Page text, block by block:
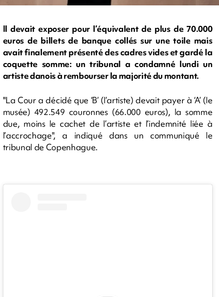
Il devait exposer pour l’équivalent de plus de 70.000
euros de billets de banque collés sur une toile mais
avait finalement présenté des cadres vides et gardé la
coquette somme: un tribunal a condamné lundi un
artiste danois à rembourser la majorité du montant.
"La Cour a décidé que ‘B’ (l’artiste) devait payer à ‘A’ (le
musée) 492.549 couronnes (66.000 euros), la somme
due, moins le cachet de l’artiste et l’indemnité liée à
l’accrochage", a indiqué dans un communiqué le
tribunal de Copenhague.